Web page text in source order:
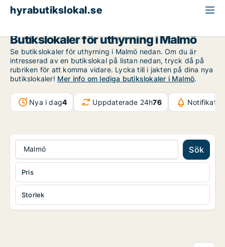
hyrabutikslokal.se
Butikslokaler för uthyrning i Malmö
Se butikslokaler för uthyrning i Malmö nedan. Om du är
intresserad av en butikslokal på listan nedan, tryck då på
rubriken för att komma vidare. Lycka till i jakten på dina nya
butikslokaler! Mer info om lediga butikslokaler i Malmö.
Nya i dag4 Uppdaterade 24h76
Malmö Sök
Storlek
Pris